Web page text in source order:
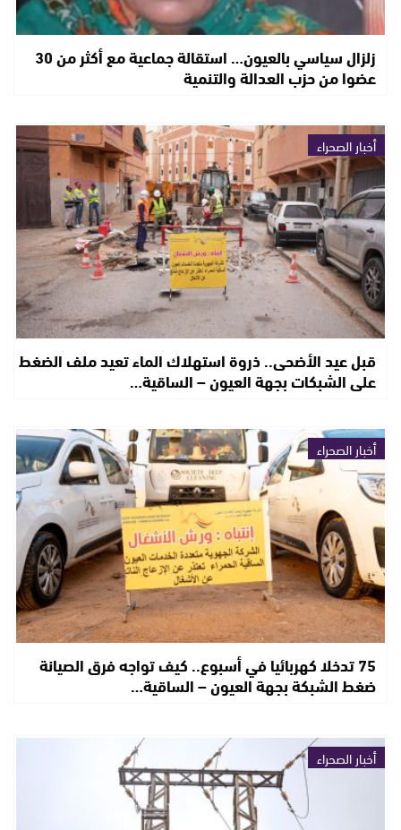
زلزال سياسي بالعيون… استقالة جماعية مع أكثر من 30
عضوا من حزب العدالة والتنمية
أخبار الصحراء
قبل عيد الأضحى.. ذروة استهلاك الماء تعيد ملف الضغط
على الشبكات بجهة العيون – الساقية…
أخبار الصحراء
75 تدخلا كهربائيا في أسبوع.. كيف تواجه فرق الصيانة
ضغط الشبكة بجهة العيون – الساقية…
أخبار الصحراء